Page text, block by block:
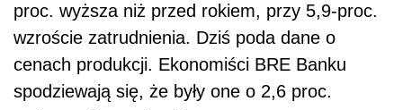
proc. wyższa niż przed rokiem, przy 5,9-proc.
wzroście zatrudnienia. Dziś poda dane o
cenach produkcji. Ekonomiści BRE Banku
spodziewają się, że były one o 2,6 proc.